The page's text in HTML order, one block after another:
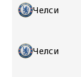
Челси
Челси